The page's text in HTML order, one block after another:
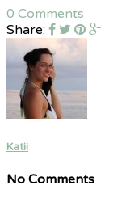
0 Comments
Share:
Katii
No Comments